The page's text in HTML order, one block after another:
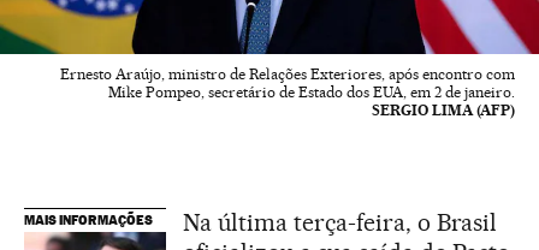
Ernesto Araújo, ministro de Relações Exteriores, após encontro com
Mike Pompeo, secretário de Estado dos EUA, em 2 de janeiro.
SERGIO LIMA (AFP)
MAIS INFORMAÇÕES
Na última terça-feira, o Brasil